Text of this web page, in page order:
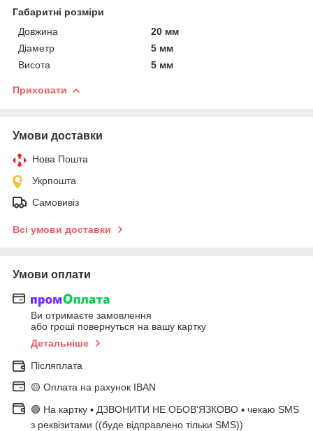
Габаритні розміри
Довжина
20 мм
Діаметр
5 мм
Висота
5 мм
Приховати
Умови доставки
Нова Пошта
Укрпошта
Самовивіз
Всі умови доставки
Умови оплати
Ви отримаєте замовлення
або гроші повернуться на вашу картку
Детальніше
Післяплата
🟡 Оплата на рахунок IBAN
🟢 На картку ▪️ ДЗВОНИТИ НЕ ОБОВ'ЯЗКОВО ▪️ чекаю SMS
з реквізитами ((буде відправлено тільки SMS))